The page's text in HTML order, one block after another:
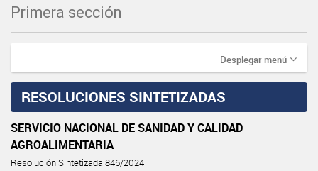
Primera sección
Desplegar menú
RESOLUCIONES SINTETIZADAS
SERVICIO NACIONAL DE SANIDAD Y CALIDAD
AGROALIMENTARIA
Resolución Sintetizada 846/2024